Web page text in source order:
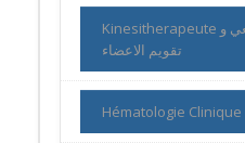
Kinesitherapeute اخصائي علاج طبيعي و
تقويم الاعضاء